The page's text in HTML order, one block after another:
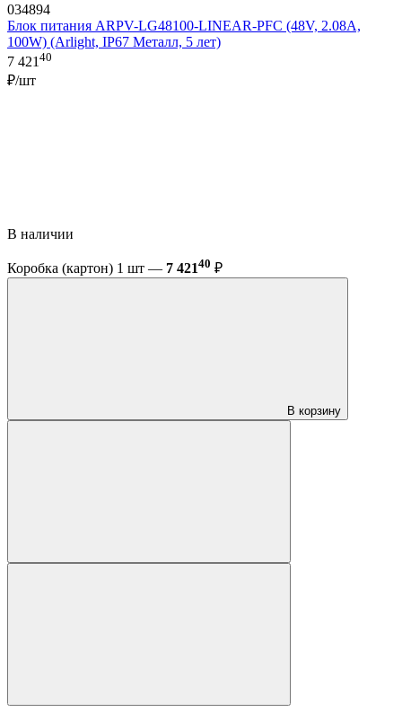
034894
Блок питания ARPV-LG48100-LINEAR-PFC (48V, 2.08A,
100W) (Arlight, IP67 Металл, 5 лет)
7 421 40
₽/шт
В наличии
Коробка (картон) 1 шт — 7 42140 ₽
В корзину